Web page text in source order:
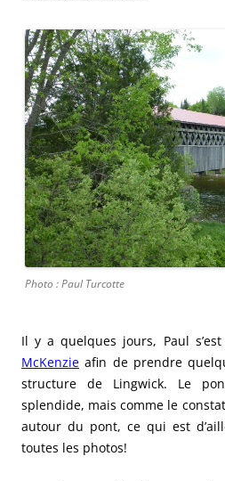
Photo : Paul Turcotte
Il y a quelques jours, Paul
McKenzie afin de prendre
structure de Lingwick. Le
splendide, mais comme le
autour du pont, ce qui est
toutes les photos!